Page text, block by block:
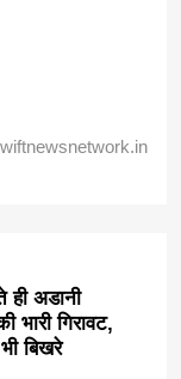
अडानी
भारी गिरावट,
बिखरे